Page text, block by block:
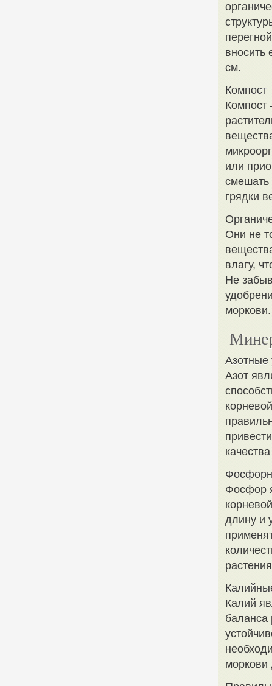
вносить
см.
Компост
Компост
или
смешать
грядки
Они не
влагу,
Не
моркови.
Азотные
Азот
Фосфор
длину и
Калий
баланса
моркови